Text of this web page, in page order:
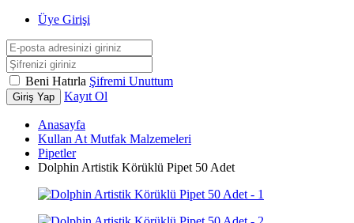
Üye Girişi
Beni Hatırla Şifremi Unuttum
Giriş Yap Kayıt Ol
Anasayfa
Kullan At Mutfak Malzemeleri
Pipetler
Dolphin Artistik Körüklü Pipet 50 Adet